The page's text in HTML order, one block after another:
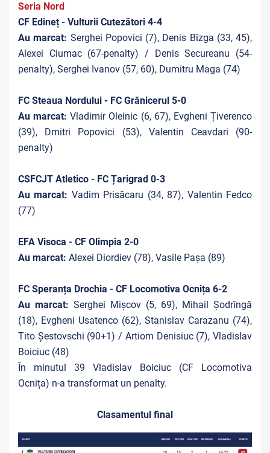
Seria Nord
CF Edineț - Vulturii Cutezători 4-4
Au marcat: Serghei Popovici (7), Denis Bîzga (33, 45),
Alexei Ciumac (67-penalty) / Denis Secureanu (54-
penalty), Serghei Ivanov (57, 60), Dumitru Maga (74)
FC Steaua Nordului - FC Grănicerul 5-0
Au marcat:Vladimir Oleinic (6, 67), Evgheni Țiverenco
(39), Dmitri Popovici (53), Valentin Ceavdari (90-
penalty)
CSFCJT Atletico - FC Țarigrad 0-3
Au marcat: Vadim Prisăcaru (34, 87), Valentin Fedco
(77)
EFA Visoca - CF Olimpia 2-0
Au marcat: Alexei Diordiev (78), Vasile Pașa (89)
FC Speranța Drochia - CF Locomotiva Ocnița 6-2
Au marcat: Serghei Mișcov (5, 69), Mihail Șodrîngă
(18), Evgheni Usatenco (62), Stanislav Carazanu (74),
Tito Șestovschi (90+1) / Artiom Denisiuc (7), Vladislav
Boiciuc (48)
În minutul 39 Vladislav Boiciuc (CF Locomotiva
Ocnița) n-a transformat un penalty.
Clasamentul final